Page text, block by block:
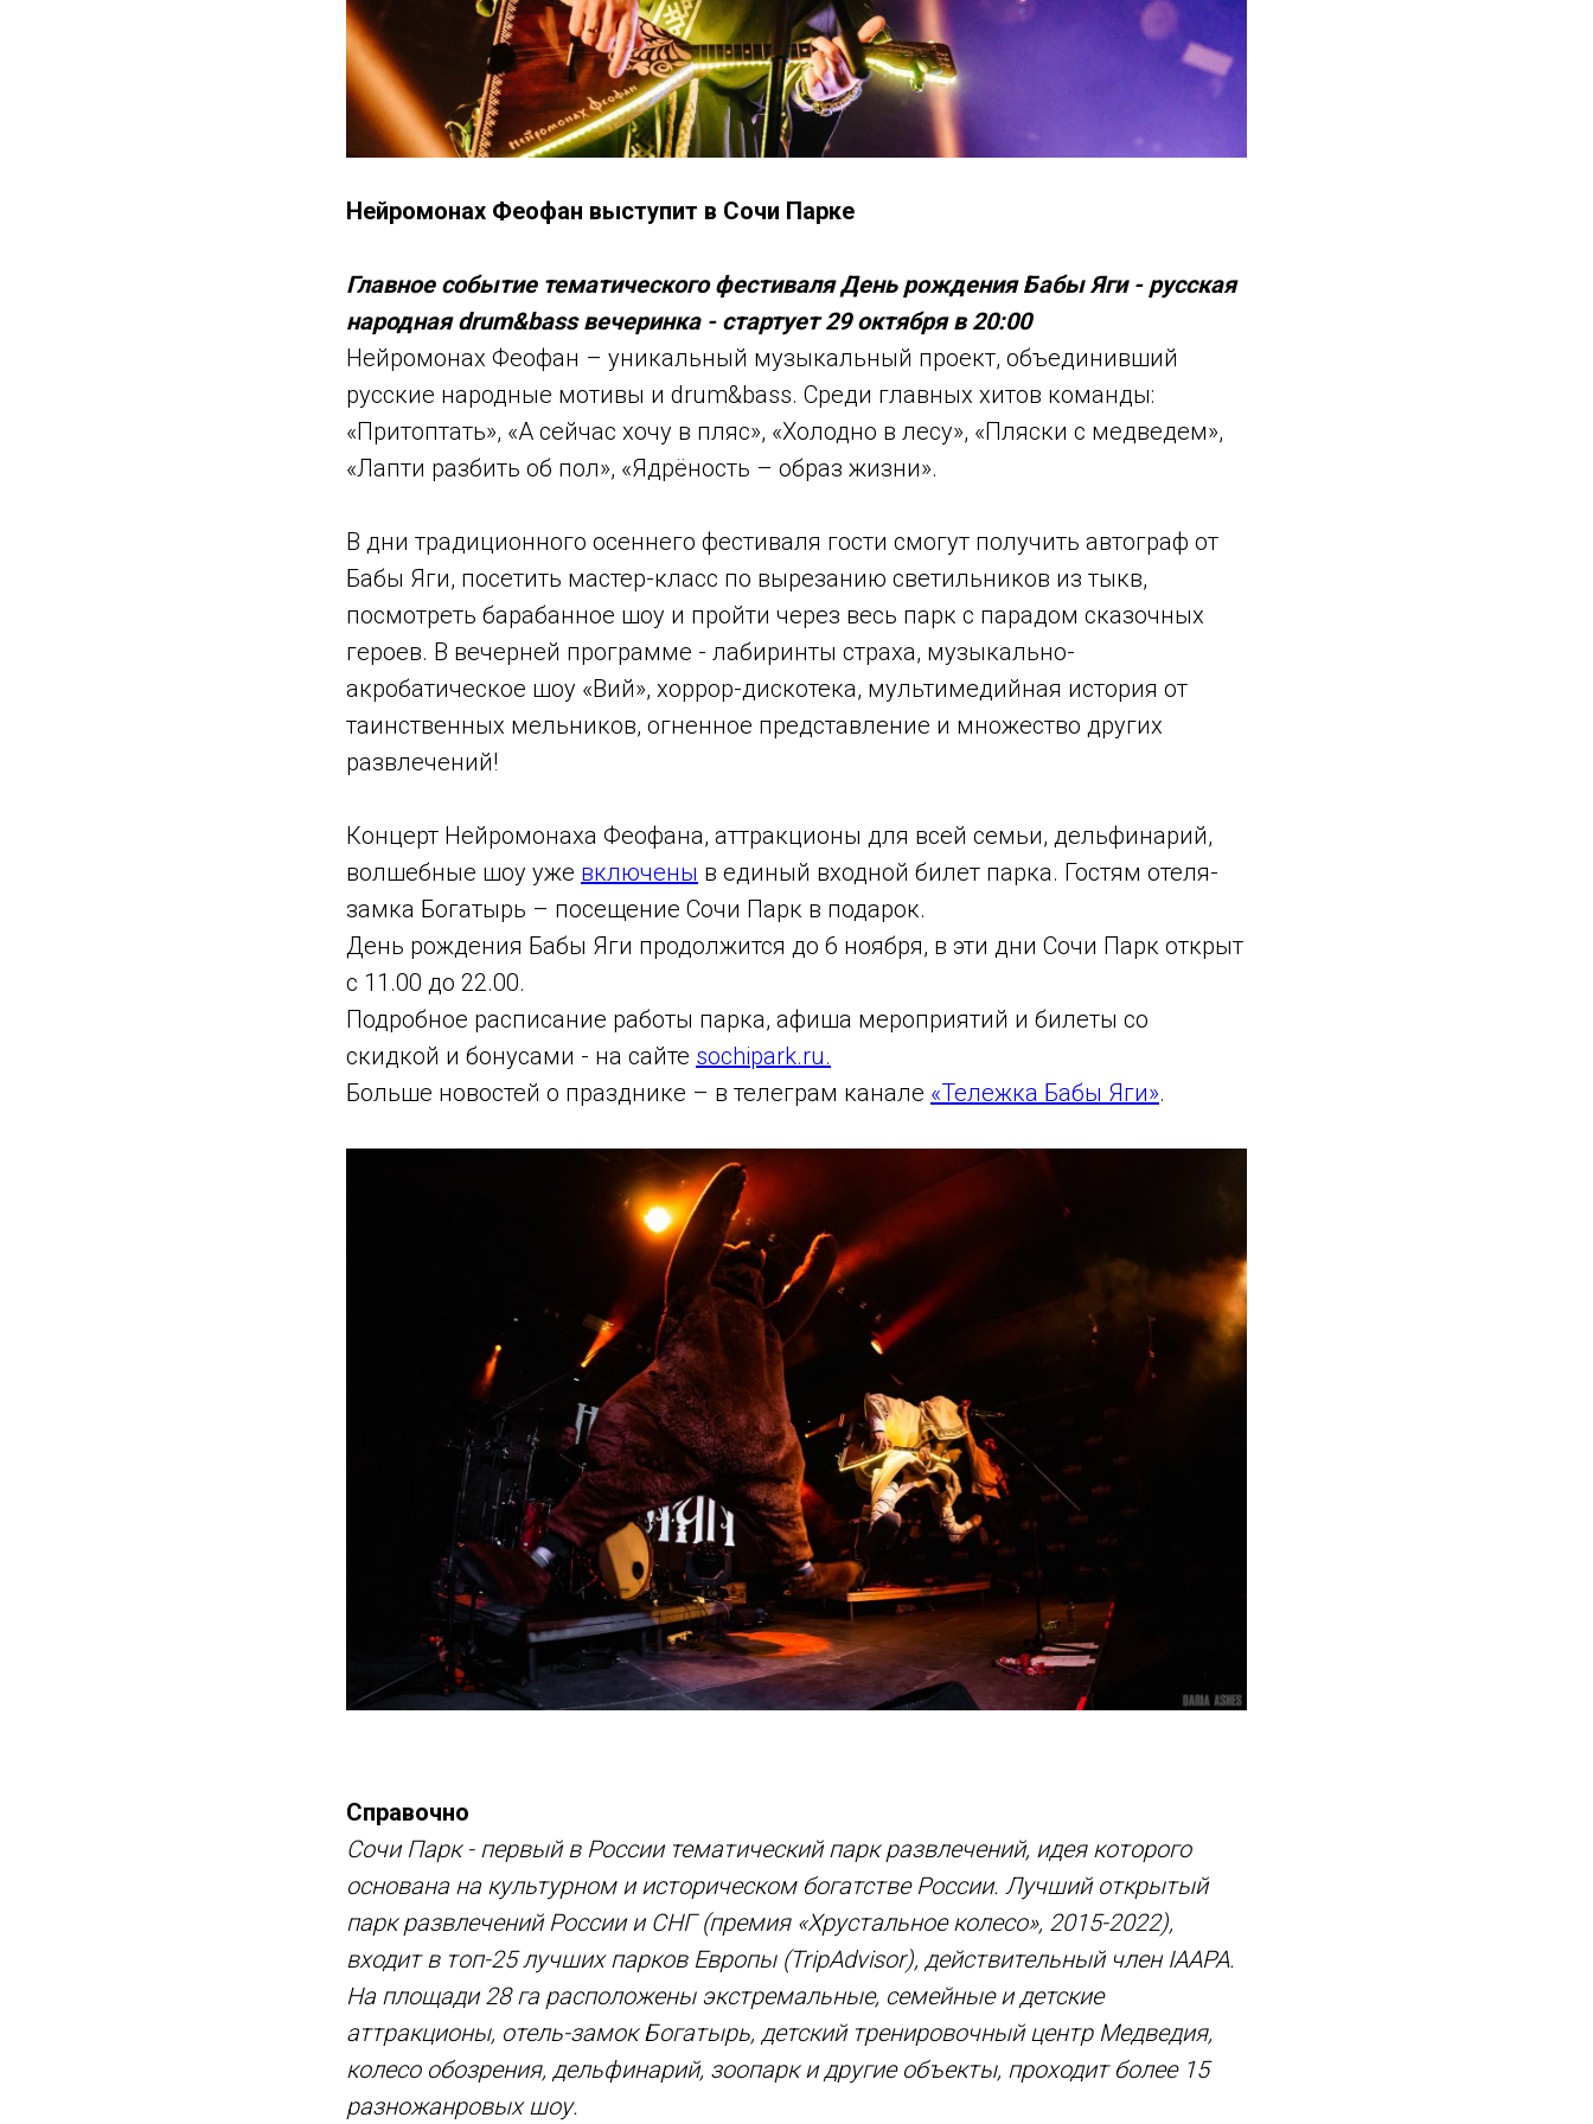
Нейромонах Феофан выступит в Сочи Парке
Главное событие тематического фестиваля День рождения Бабы Яги - русская
народная drum&bass вечеринка - стартует 29 октября в 20:00
Нейромонах Феофан – уникальный музыкальный проект, объединивший
русские народные мотивы и drum&bass. Среди главных хитов команды:
«Притоптать», «А сейчас хочу в пляс», «Холодно в лесу», «Пляски с медведем»,
«Лапти разбить об пол», «Ядрёность – образ жизни».
В дни традиционного осеннего фестиваля гости смогут получить автограф от
Бабы Яги, посетить мастер-класс по вырезанию светильников из тыкв,
посмотреть барабанное шоу и пройти через весь парк с парадом сказочных
героев. В вечерней программе - лабиринты страха, музыкально-
акробатическое шоу «Вий», хоррор-дискотека, мультимедийная история от
таинственных мельников, огненное представление и множество других
развлечений!
Концерт Нейромонаха Феофана, аттракционы для всей семьи, дельфинарий,
волшебные шоу уже включены в единый входной билет парка. Гостям отеля-
замка Богатырь – посещение Сочи Парк в подарок.
День рождения Бабы Яги продолжится до 6 ноября, в эти дни Сочи Парк открыт
с 11.00 до 22.00.
Подробное расписание работы парка, афиша мероприятий и билеты со
скидкой и бонусами - на сайте sochipark.ru.
Больше новостей о празднике – в телеграм канале «Тележка Бабы Яги».
Справочно
Сочи Парк - первый в России тематический парк развлечений, идея которого
основана на культурном и историческом богатстве России. Лучший открытый
парк развлечений России и СНГ (премия «Хрустальное колесо», 2015-2022),
входит в топ-25 лучших парков Европы (TripAdvisor), действительный член IAAPA.
На площади 28 га расположены экстремальные, семейные и детские
аттракционы, отель-замок Богатырь, детский тренировочный центр Медведия,
колесо обозрения, дельфинарий, зоопарк и другие объекты, проходит более 15
разножанровых шоу.